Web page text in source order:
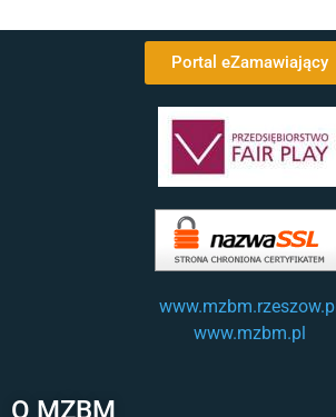
O MZBM
Portal eZamawiający
www.mzbm.rzeszow.pl
www.mzbm.pl